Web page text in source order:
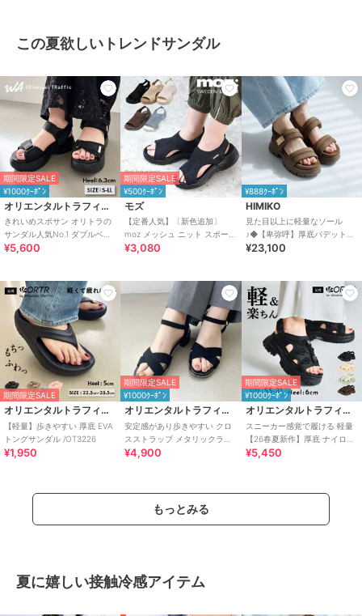
この夏欲しいトレンドサンダル
期間限定SALE
¥1000ｸｰﾎﾟﾝ
オリエンタルトラフィック
きれいめスポサン オリトラの
サンダル人気No.1 ダブルベル
ト スポーツサンダル /42207
¥5,600
期間限定SALE
¥500ｸｰﾎﾟﾝ
モズ
【定番人気】〔新色追加〕
moz メッシュ ニット スポーツ
サンダル
¥3,080
¥888ｸｰﾎﾟﾝ
HIMIKO
見た目以上に軽量なソール
♪◆【卑弥呼】厚底パデットサ
ンダル/661201
¥23,100
期間限定SALE
オリエンタルトラフィック
【軽量】歩きやすい 厚底 EVA
トングサンダル /OT3226
¥1,950
期間限定SALE
¥1000ｸｰﾎﾟﾝ
オリエンタルトラフィック
安定感があり歩きやすい クロ
スストラップ メタリックライ
ン サンダル /55201
¥4,900
期間限定SALE
¥1000ｸｰﾎﾟﾝ
オリエンタルトラフィック
スニーカー感覚で履ける 軽量
【26春夏新作】厚底 ナイロン
スポーツサンダル /OT3232
¥5,450
もっとみる
夏に嬉しい接触冷感アイテム